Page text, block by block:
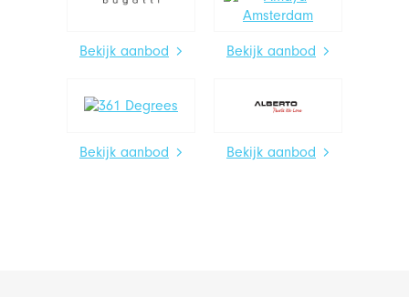
Bekijk aanbod Bekijk aanbod
Bekijk aanbod Bekijk aanbod